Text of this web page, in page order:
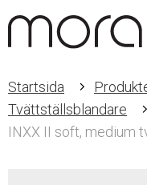
Startsida
Tvättställsblandare
INXX II soft, medium